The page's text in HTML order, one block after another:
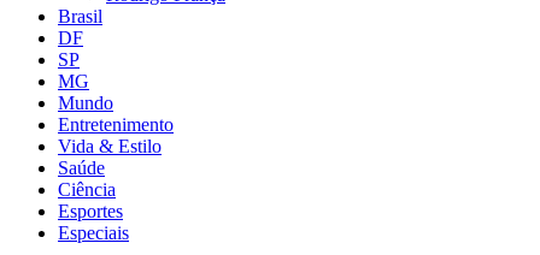
Brasil
DF
SP
MG
Mundo
Entretenimento
Vida & Estilo
Saúde
Ciência
Esportes
Especiais